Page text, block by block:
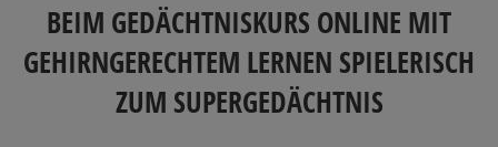
BEIM GEDÄCHTNISKURS ONLINE MIT
GEHIRNGERECHTEM LERNEN SPIELERISCH
ZUM SUPERGEDÄCHTNIS